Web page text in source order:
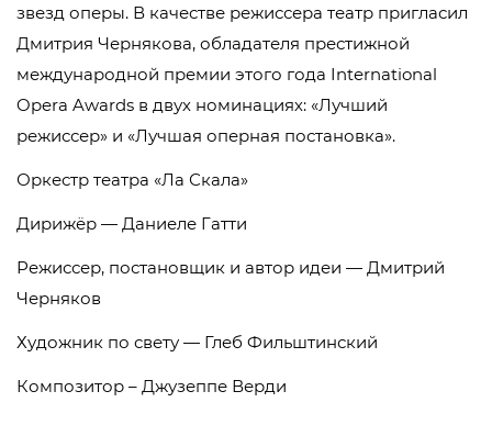
звезд оперы. В качестве режиссера театр пригласил
Дмитрия Чернякова, обладателя престижной
международной премии этого года International
Opera Awards в двух номинациях: «Лучший
режиссер» и «Лучшая оперная постановка».
Оркестр театра «Ла Скала»
Дирижёр — Даниеле Гатти
Режиссер, постановщик и автор идеи — Дмитрий
Черняков
Художник по свету — Глеб Фильштинский
Композитор – Джузеппе Верди